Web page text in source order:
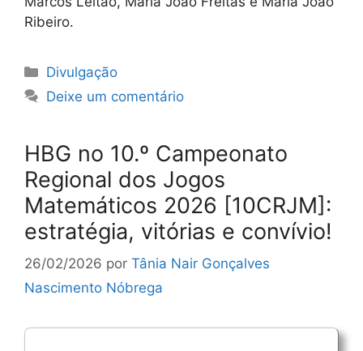
Ribeiro.
Categorias
Divulgação
Deixe um comentário
HBG no 10.º Campeonato
Regional dos Jogos
Matemáticos 2026 [10CRJM]:
estratégia, vitórias e convívio!
26/02/2026 por Tânia Nair Gonçalves
Nascimento Nóbrega